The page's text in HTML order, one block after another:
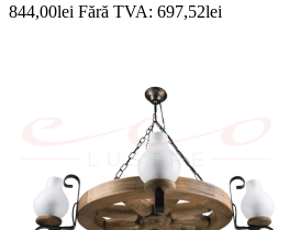
844,00lei Fără TVA: 697,52lei